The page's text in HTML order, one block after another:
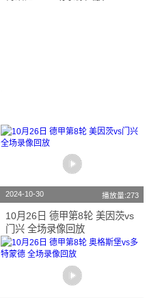
2024-10-30 播放量:273
10月26日 德甲第8轮 美因茨vs
门兴 全场录像回放